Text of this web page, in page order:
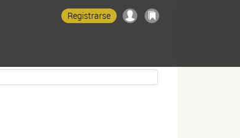
Registrarse